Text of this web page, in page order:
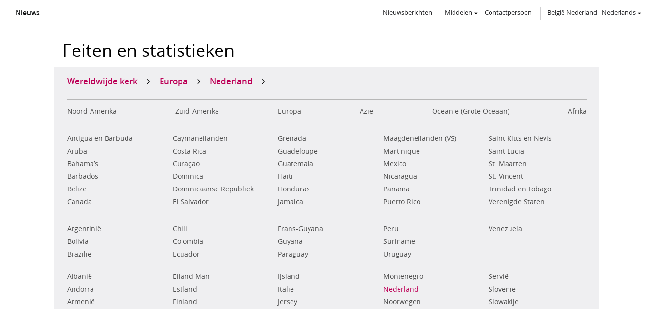
Nieuws Nieuwsberichten Middelen Contactpersoon België-Nederland - Nederlands
Feiten en statistieken
Wereldwijde kerk Europa Nederland
Noord-Amerika Zuid-Amerika Europa Azië Oceanië (Grote Oceaan) Afrika
Antigua en Barbuda
Aruba
Bahama’s
Barbados
Belize
Canada
Caymaneilanden
Costa Rica
Curaçao
Dominica
Dominicaanse Republiek
El Salvador
Grenada
Guadeloupe
Guatemala
Haïti
Honduras
Jamaica
Maagdeneilanden (VS)
Martinique
Mexico
Nicaragua
Panama
Puerto Rico
Saint Kitts en Nevis
Saint Lucia
St. Maarten
St. Vincent
Trinidad en Tobago
Verenigde Staten
Argentinië
Bolivia
Brazilië
Chili
Colombia
Ecuador
Frans-Guyana
Guyana
Paraguay
Peru
Suriname
Uruguay
Venezuela
Albanië
Andorra
Armenië
Eiland Man
Estland
Finland
IJsland
Italië
Jersey
Montenegro
Nederland
Noorwegen
Servië
Slovenië
Slowakije